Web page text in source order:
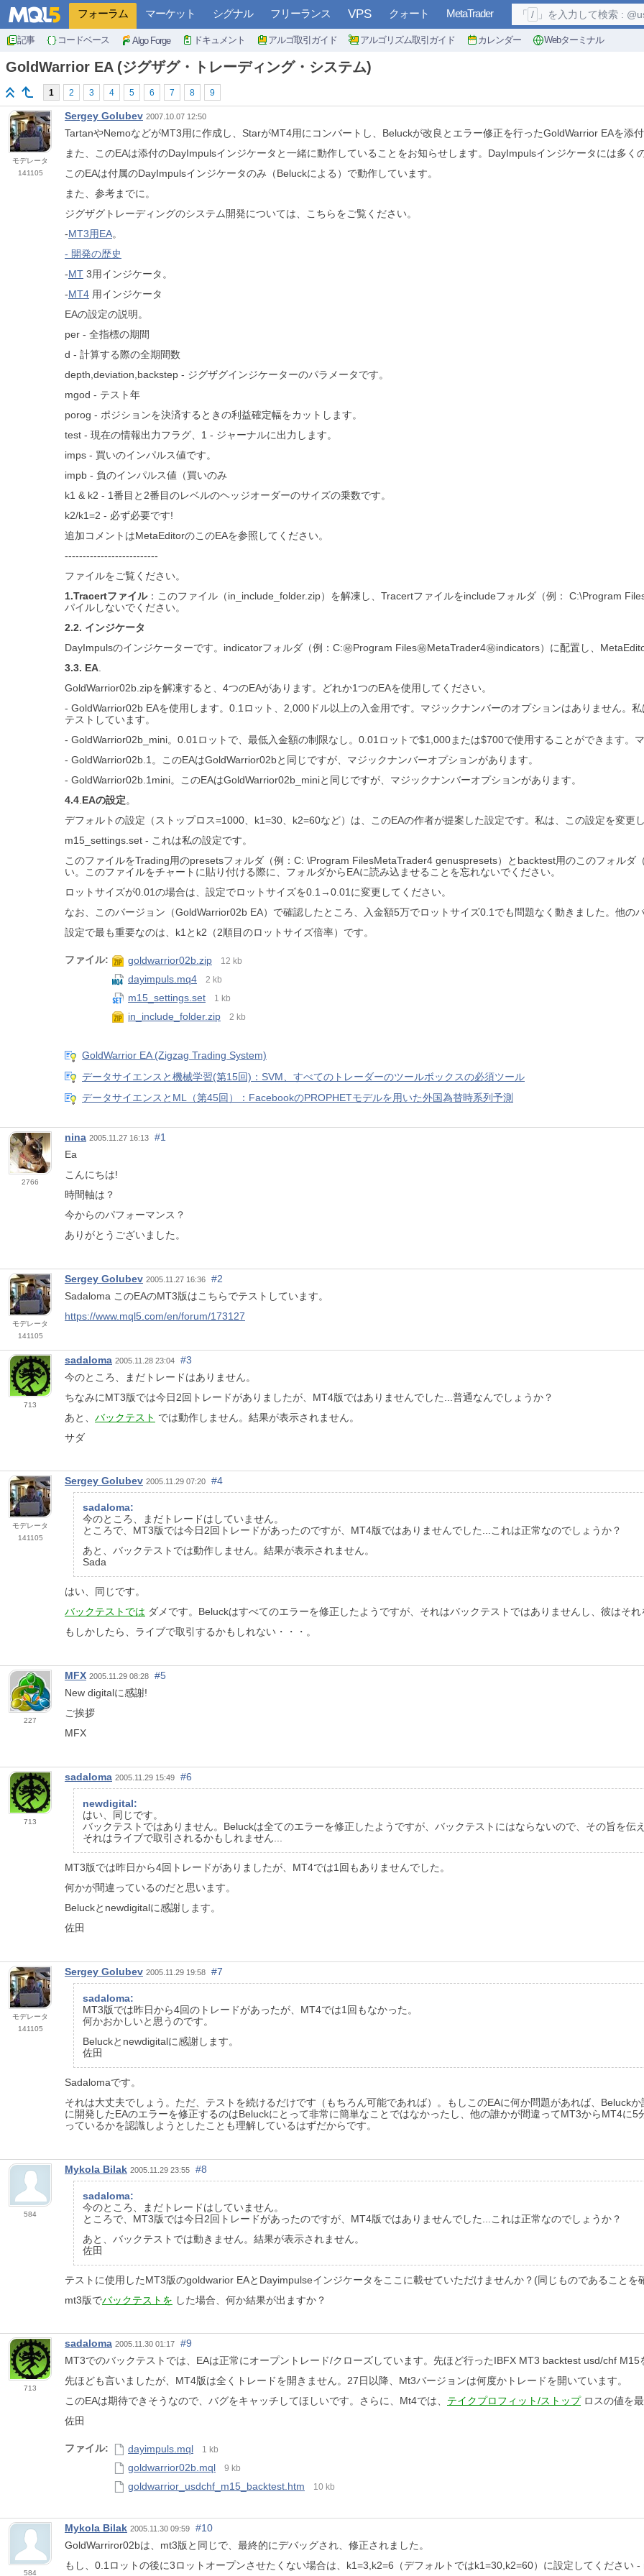
フォーラム マーケット シグナル フリーランス VPS クォート MetaTrader
記事 コードベース Algo Forge ドキュメント アルゴ取引ガイド アルゴリズム取引ガイド カレンダー Webターミナル
「 / 」を入力して検索 :
GoldWarrior EA (ジグザグ・トレーディング・システム)
1 2 3 4 5 6 7 8 9
モデレータ
141105
Sergey Golubev 2007.10.07 12:50
TartanやNemoなどがMT3用に作成し、StarがMT4用にコンバートし、Beluckが改良とエラー修正を行ったGoldWarrior EAを添
また、このEAは添付のDayImpulsインジケータと一緒に動作していることをお知らせします。DayImpulsインジケータには多く
このEAは付属のDayImpulsインジケータのみ（Beluckによる）で動作しています。
また、参考までに。
ジグザグトレーディングのシステム開発については、こちらをご覧ください。
-MT3用EA。
- 開発の歴史
-MT 3用インジケータ。
-MT4 用インジケータ
EAの設定の説明。
per - 全指標の期間
d - 計算する際の全期間数
depth,deviation,backstep - ジグザグインジケーターのパラメータです。
mgod - テスト年
porog - ポジションを決済するときの利益確定幅をカットします。
test - 現在の情報出力フラグ、1 - ジャーナルに出力します。
imps - 買いのインパルス値です。
impb - 負のインパルス値（買いのみ
k1 & k2 - 1番目と2番目のレベルのヘッジオーダーのサイズの乗数です。
k2/k1=2 - 必ず必要です!
追加コメントはMetaEditorのこのEAを参照してください。
--------------------------
ファイルをご覧ください。
1.Tracertファイル：このファイル（in_include_folder.zip）を解凍し、Tracertファイルをincludeフォルダ（例： C:\Program
パイルしないでください。
2.2. インジケータ
DayImpulsのインジケーターです。indicatorフォルダ（例：C:㊙Program Files㊙MetaTrader4㊙indicators）に配置し、
3.3. EA.
GoldWarrior02b.zipを解凍すると、4つのEAがあります。どれか1つのEAを使用してください。
- GoldWarrior02b EAを使用します。0.1ロット、2,000ドル以上の入金用です。マジックナンバーのオプションはありません。
テストしています。
- GoldWarrior02b_mini。0.01ロットで、最低入金額の制限なし。0.01ロットで$1,000または$700で使用することができます。
- GoldWarrior02b.1。このEAはGoldWarrior02bと同じですが、マジックナンバーオプションがあります。
- GoldWarrior02b.1mini。このEAはGoldWarrior02b_miniと同じですが、マジックナンバーオプションがあります。
4.4.EAの設定。
デフォルトの設定（ストップロス=1000、k1=30、k2=60など）は、このEAの作者が提案した設定です。私は、この設定を変更
m15_settings.set - これは私の設定です。
このファイルをTrading用のpresetsフォルダ（例：C: \Program FilesMetaTrader4 genuspresets）とbacktest用のこのフォル
い。このファイルをチャートに貼り付ける際に、フォルダからEAに読み込ませることを忘れないでください。
ロットサイズが0.01の場合は、設定でロットサイズを0.1→0.01に変更してください。
なお、このバージョン（GoldWarrior02b EA）で確認したところ、入金額5万でロットサイズ0.1でも問題なく動きました。他の
設定で最も重要なのは、k1とk2（2順目のロットサイズ倍率）です。
ファイル: goldwarrior02b.zip 12 kb
dayimpuls.mq4 2 kb
m15_settings.set 1 kb
in_include_folder.zip 2 kb
GoldWarrior EA (Zigzag Trading System)
データサイエンスと機械学習(第15回)：SVM、すべてのトレーダーのツールボックスの必須ツール
データサイエンスとML（第45回）：FacebookのPROPHETモデルを用いた外国為替時系列予測
2766
nina 2005.11.27 16:13
#1
Ea
こんにちは!
時間軸は？
今からのパフォーマンス？
ありがとうございました。
モデレータ
141105
Sergey Golubev 2005.11.27 16:36
#2
Sadaloma このEAのMT3版はこちらでテストしています。
https://www.mql5.com/en/forum/173127
713
sadaloma 2005.11.28 23:04
#3
今のところ、まだトレードはありません。
ちなみにMT3版では今日2回トレードがありましたが、MT4版ではありませんでした...普通なんでしょうか？
あと、 バックテスト では動作しません。結果が表示されません。
サダ
モデレータ
141105
Sergey Golubev 2005.11.29 07:20 #4
sadaloma:
今のところ、まだトレードはしていません。
ところで、MT3版では今日2回トレードがあったのですが、MT4版ではありませんでした...これは正常なのでしょうか？
あと、バックテストでは動作しません。結果が表示されません。
Sada
はい、同じです。
バックテストでは ダメです。Beluckはすべてのエラーを修正したようですが、それはバックテストではありませんし、彼はそれ
もしかしたら、ライブで取引するかもしれない・・・。
227
MFX 2005.11.29 08:28
#5
New digitalに感謝!
ご挨拶
MFX
713
sadaloma 2005.11.29 15:49 #6
newdigital:
はい、同じです。
バックテストではありません。Beluckは全てのエラーを修正したようですが、バックテストにはならないので、その旨を伝え
それはライブで取引されるかもしれません...
MT3版では昨日から4回トレードがありましたが、MT4では1回もありませんでした。
何かが間違っているのだと思います。
Beluckとnewdigitalに感謝します。
佐田
モデレータ
141105
Sergey Golubev 2005.11.29 19:58 #7
sadaloma:
MT3版では昨日から4回のトレードがあったが、MT4では1回もなかった。
何かおかしいと思うのです。
Beluckとnewdigitalに感謝します。
佐田
Sadalomaです。
それは大丈夫でしょう。ただ、テストを続けるだけです（もちろん可能であれば）。もしこのEAに何か問題があれば、Beluckか
に開発したEAのエラーを修正するのはBeluckにとって非常に簡単なことではなかったし、他の誰かが間違ってMT3からMT4に
っているかを認識しようとしたことも理解しているはずだからです。
584
Mykola Bilak 2005.11.29 23:55 #8
sadaloma:
今のところ、まだトレードはしていません。
ところで、MT3版では今日2回トレードがあったのですが、MT4版ではありませんでした...これは正常なのでしょうか？
あと、バックテストでは動きません。結果が表示されません。
佐田
テストに使用したMT3版のgoldwarior EAとDayimpulseインジケータをここに載せていただけませんか？(同じものであることを
mt3版でバックテストを した場合、何か結果が出ますか？
713
sadaloma 2005.11.30 01:17
#9
MT3でのバックテストでは、EAは正常にオープントレード/クローズしています。先ほど行ったIBFX MT3 backtest usd/chf M15
先ほども言いましたが、MT4版は全くトレードを開きません。27日以降、Mt3バージョンは何度かトレードを開いています。
このEAは期待できそうなので、バグをキャッチしてほしいです。さらに、Mt4では、 テイクプロフィット/ストップロスの値を最
佐田
ファイル: dayimpuls.mql 1 kb
goldwarrior02b.mql 9 kb
goldwarrior_usdchf_m15_backtest.htm 10 kb
584
Mykola Bilak 2005.11.30 09:59
#10
GoldWarriror02bは、mt3版と同じで、最終的にデバッグされ、修正されました。
もし、0.1ロットの後に3ロットオープンさせたくない場合は、k1=3,k2=6（デフォルトではk1=30,k2=60）に設定してください -